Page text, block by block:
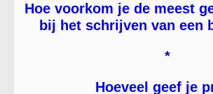
Hoe voorkom je de meest
bij het schrijven van een
*
Hoeveel geef je